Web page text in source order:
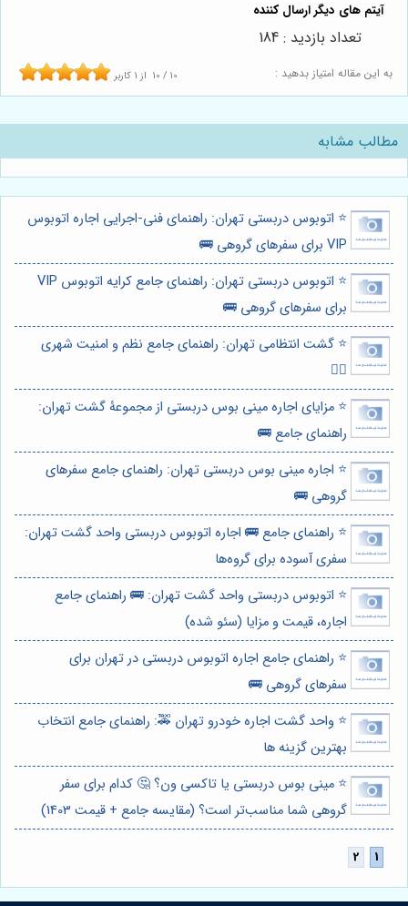
به این مقاله امتیاز بدهید : 10 / 10 از 1 کاربر
تعداد بازدید : 184
مطالب مشابه
⭐️ اتوبوس دربستی تهران: راهنمای فنی-اجرایی اجاره اتوبوس
VIP برای سفرهای گروهی 🚌
⭐️ اتوبوس دربستی تهران: راهنمای جامع کرایه اتوبوس VIP
برای سفرهای گروهی 🚌
⭐️ گشت انتظامی تهران: راهنمای جامع نظم و امنیت شهری
👮‍♂️
⭐️ مزایای اجاره مینی بوس دربستی از مجموعۀ گشت تهران:
راهنمای جامع 🚌
⭐️ اجاره مینی بوس دربستی تهران: راهنمای جامع سفرهای
گروهی 🚌
⭐️ راهنمای جامع 🚌 اجاره اتوبوس دربستی واحد گشت تهران:
سفری آسوده برای گروه‌ها
⭐️ اتوبوس دربستی واحد گشت تهران: 🚌 راهنمای جامع
اجاره، قیمت و مزایا (سئو شده)
⭐️ راهنمای جامع اجاره اتوبوس دربستی در تهران برای
سفرهای گروهی 🚌
⭐️ واحد گشت اجاره خودرو تهران 🚕: راهنمای جامع انتخاب
بهترین گزینه ها
⭐️ مینی بوس دربستی یا تاکسی ون؟ 🤔 کدام برای سفر
گروهی شما مناسب‌تر است؟ (مقایسه جامع + قیمت 1403)